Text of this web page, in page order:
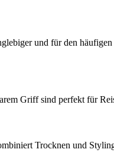
und für den
Griff sind perfekt für
Trocknen und